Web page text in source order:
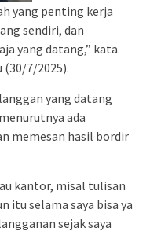
yang penting kerja
sendiri, dan
yang datang,” kata
(30/7/2025).
yang datang
ada
memesan hasil bordir
kantor, misal tulisan
itu selama saya bisa ya
sejak saya